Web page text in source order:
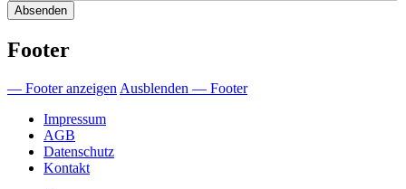
Footer
— Footer anzeigen Ausblenden — Footer
Impressum
AGB
Datenschutz
Kontakt